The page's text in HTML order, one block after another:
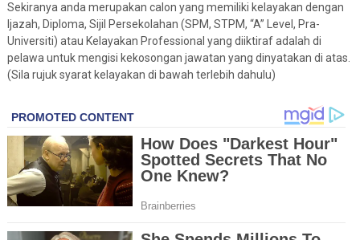
Sekiranya anda merupakan calon yang memiliki kelayakan dengan
Ijazah, Diploma, Sijil Persekolahan (SPM, STPM, “A” Level, Pra-
Universiti) atau Kelayakan Professional yang diiktiraf adalah di
pelawa untuk mengisi kekosongan jawatan yang dinyatakan di atas.
(Sila rujuk syarat kelayakan di bawah terlebih dahulu)